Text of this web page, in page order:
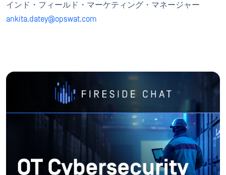
インド・フィールド・マーケティング・マネージャー
ankita.datey@opswat.com